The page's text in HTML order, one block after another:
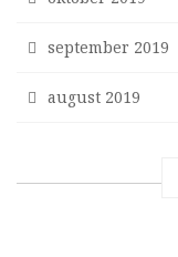
september 2019
august 2019